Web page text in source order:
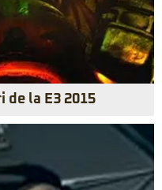
de la E3 2015